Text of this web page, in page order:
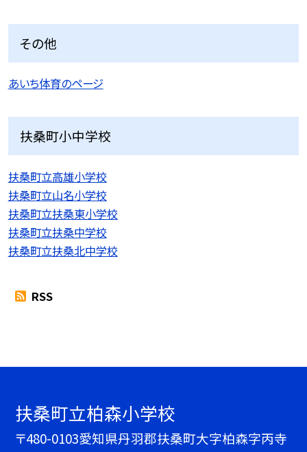
その他
あいち体育のページ
扶桑町小中学校
扶桑町立高雄小学校
扶桑町立山名小学校
扶桑町立扶桑東小学校
扶桑町立扶桑中学校
扶桑町立扶桑北中学校
RSS
扶桑町立柏森小学校
〒480-0103愛知県丹羽郡扶桑町大字柏森字丙寺